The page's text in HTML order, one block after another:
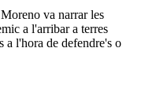
va narrar les
a l'arribar a terres
a l'hora de defendre's o